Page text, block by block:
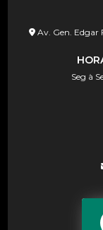
Av. Gen. Edgar
Seg à